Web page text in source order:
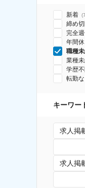
新着 (7
締め
完全
年間
職種
業種
学歴
転勤な
キーワー
求人掲
求人掲